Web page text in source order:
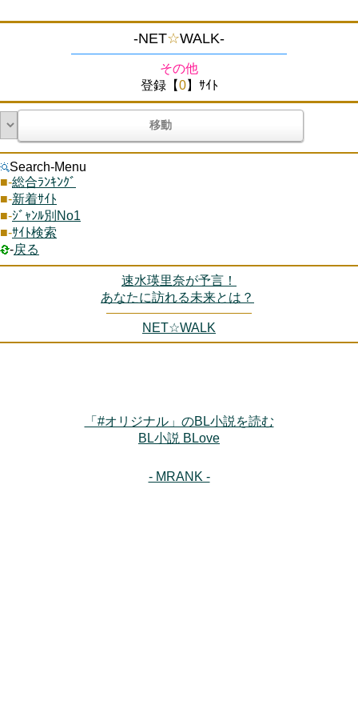
-NET☆WALK-
その他
登録【0】ｻｲﾄ
Search-Menu
■-総合ﾗﾝｷﾝｸﾞ
■-新着ｻｲﾄ
■-ｼﾞｬﾝﾙ別No1
■-ｻｲﾄ検索
‐戻る
速水瑛里奈が予言！
あなたに訪れる未来とは？
NET☆WALK
「#オリジナル」のBL小説を読む
BL小説 BLove
- MRANK -